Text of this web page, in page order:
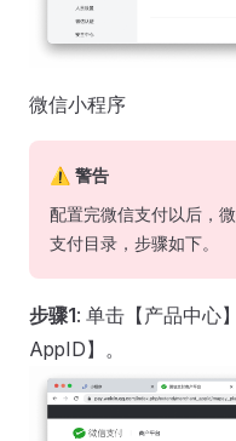
微信小程序
⚠️ 警告
配置完微信支付以后，
支付目录，步骤如下。
步骤1: 单击【产品中心
AppID】。